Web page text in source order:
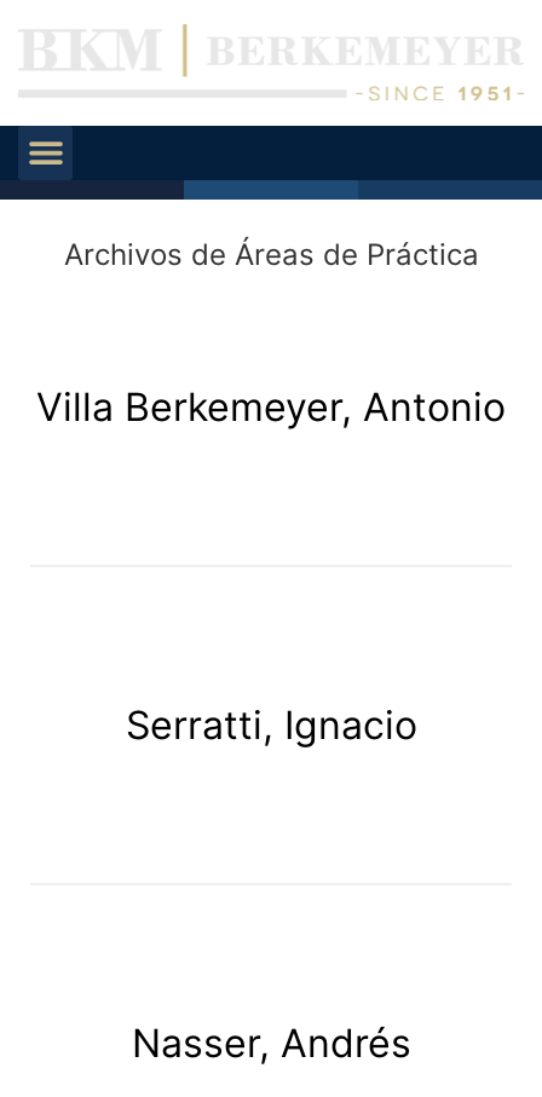
Archivos de Áreas de Práctica
Villa Berkemeyer, Antonio
Serratti, Ignacio
Nasser, Andrés